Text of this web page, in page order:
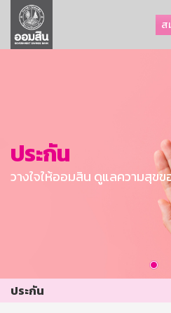
ส
ลูกค้าธุรกิจ
ลูกค้าผู้ประกอบรายย่อย
การพัฒนาที่ยั่งยืน
ข่าวสาร
ประกัน
วางใจให้ออมสิน ดูแลความสุข
ประกัน